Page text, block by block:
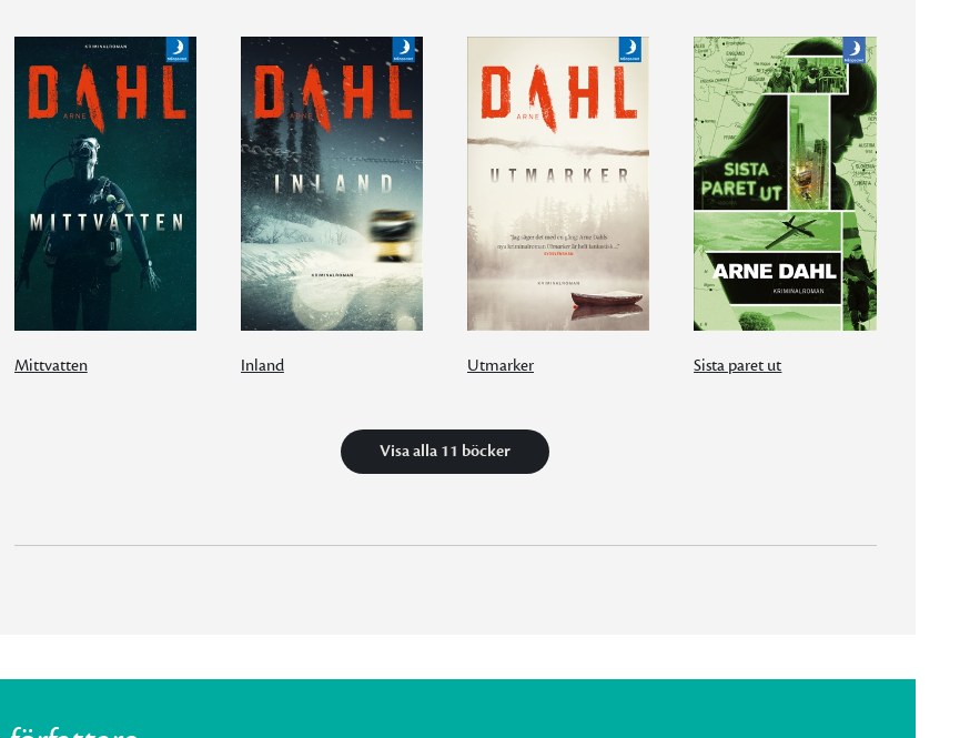
Mittvatten Inland Utmarker Sista paret ut
Visa alla 11 böcker